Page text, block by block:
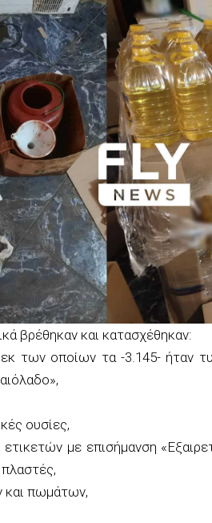
βρέθηκαν και κατασχέθηκαν:
εκ των οποίων τα -3.145- ήταν
ουσίες,
με επισήμανση
και πωμάτων,